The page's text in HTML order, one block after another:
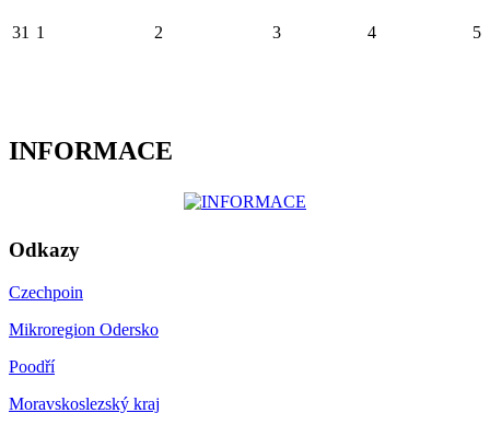
31 1 2 3 4 5
INFORMACE
Odkazy
Czechpoin
Mikroregion Odersko
Poodří
Moravskoslezský kraj